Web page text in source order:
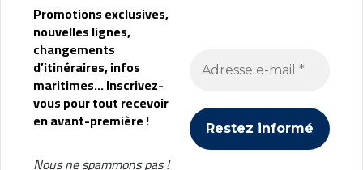
Promotions exclusives,
nouvelles lignes,
changements
d’itinéraires, infos
maritimes... Inscrivez-
vous pour tout recevoir
en avant-première !
Nous ne spammons pas !